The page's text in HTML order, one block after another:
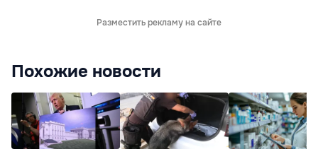
Разместить рекламу на сайте
Похожие новости